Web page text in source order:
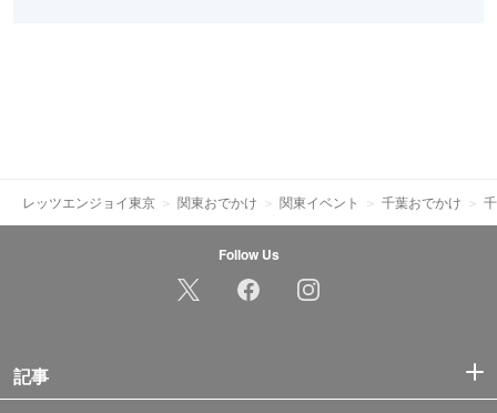
レッツエンジョイ東京 関東おでかけ 関東イベント 千葉おでかけ
Follow Us
記事